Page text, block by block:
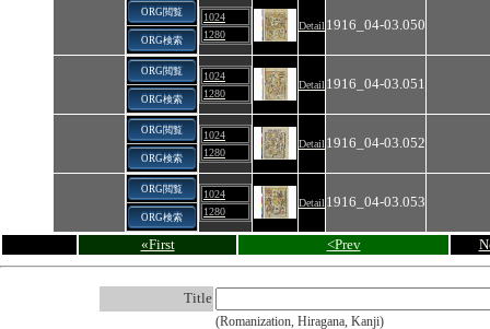
ORG閲覧
ORG検索
1024
1280
Detail 1916_04-03.050
ORG閲覧
ORG検索
1024
1280
Detail 1916_04-03.051
ORG閲覧
ORG検索
1024
1280
Detail 1916_04-03.052
ORG閲覧
ORG検索
1024
1280
Detail 1916_04-03.053
«First <Prev
Title
(Romanization, Hiragana, Kanji)